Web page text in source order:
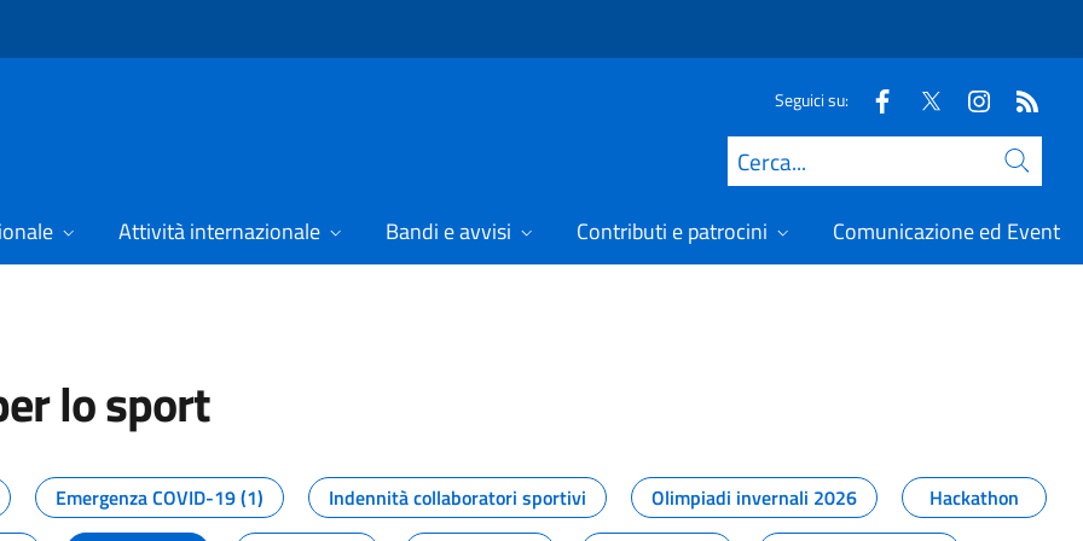
Seguici su:
Cerca
Attività internazionale Bandi e avvisi Contributi e patrocini Comunicazione ed Eventi
lo sport
dal Dipartimento per lo sport
Emergenza COVID-19 (1) Indennità collaboratori sportivi Olimpiadi invernali 2026
Hackathon